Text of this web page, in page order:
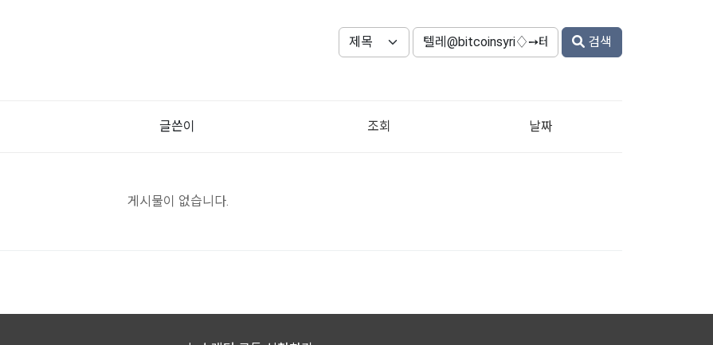
검색
글쓴이 조회 날짜
게시물이 없습니다.